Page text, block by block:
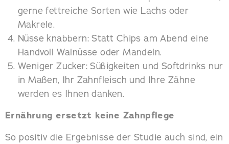
gerne fettreiche Sorten wie Lachs oder
Makrele.
Nüsse knabbern: Statt Chips am Abend eine
Handvoll Walnüsse oder Mandeln.
Weniger Zucker: Süßigkeiten und Softdrinks nur
in Maßen, Ihr Zahnfleisch und Ihre Zähne
werden es Ihnen danken.
Ernährung ersetzt keine Zahnpflege
So positiv die Ergebnisse der Studie auch sind, ein